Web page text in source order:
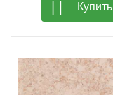
Купить